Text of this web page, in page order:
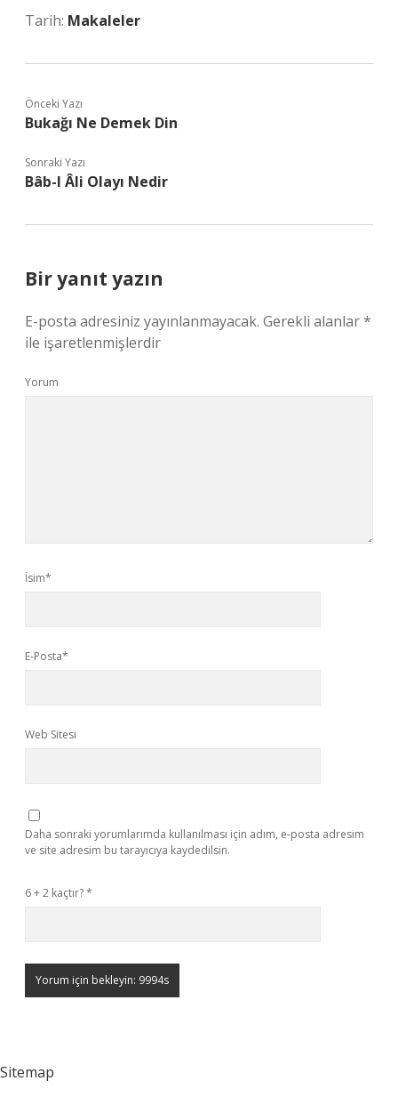
Tarih: Makaleler
Önceki Yazı
Bukağı Ne Demek Din
Sonraki Yazı
Bâb-I Âli Olayı Nedir
Bir yanıt yazın
E-posta adresiniz yayınlanmayacak. Gerekli alanlar*
ile işaretlenmişlerdir
Yorum
İsim*
E-Posta*
Web Sitesi
Daha sonraki yorumlarımda kullanılması için adım, e-posta adresim
ve site adresim bu tarayıcıya kaydedilsin.
6 + 2 kaçtır?*
Sitemap